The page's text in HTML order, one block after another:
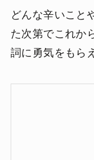
どんな辛いこと
た次第でこれか
詞に勇気をもら